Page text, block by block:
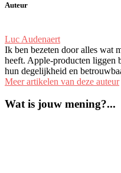
Auteur
Luc Audenaert
Ik ben bezeten door alles wat
heeft. Apple-producten liggen
hun degelijkheid en
Meer artikelen van deze auteur
Wat is jouw mening?...